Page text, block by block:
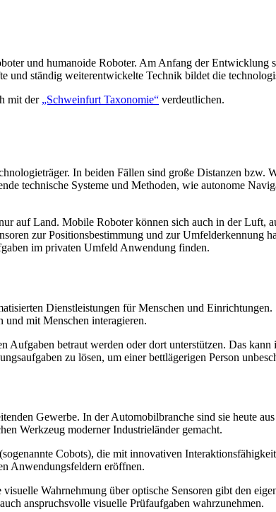
und humanoide Roboter. Am Anfang der Entwicklung
ständig weiterentwickelte Technik bildet die
mit der „Schweinfurt Taxonomie“ verdeutlichen.
In beiden Fällen sind große Distanzen bzw.
technische Systeme und Methoden, wie autonome
auf Land. Mobile Roboter können sich auch in der Luft,
zur Positionsbestimmung und zur Umfelderkennung
im privaten Umfeld Anwendung finden.
Dienstleistungen für Menschen und
und mit Menschen interagieren.
betraut werden oder dort unterstützen. Das
zu lösen, um einer bettlägerigen Person
Gewerbe. In der Automobilbranche sind sie heute
Werkzeug moderner Industrieländer gemacht.
Cobots), die mit innovativen
Anwendungsfeldern eröffnen.
Wahrnehmung über optische Sensoren gibt den
anspruchsvolle visuelle Prüfaufgaben wahrzunehmen.